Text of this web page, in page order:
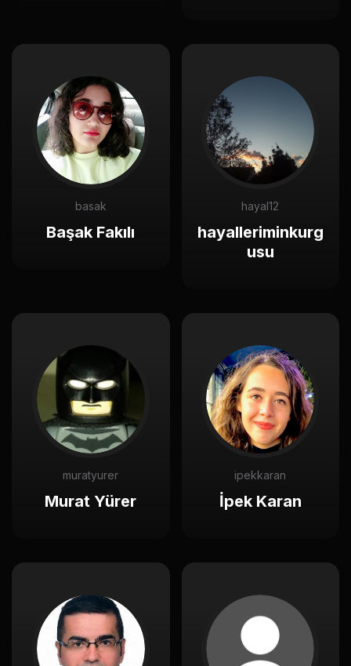
basak
Başak Fakılı
hayal12
hayalleriminkurg
usu
muratyurer
Murat Yürer
ipekkaran
İpek Karan